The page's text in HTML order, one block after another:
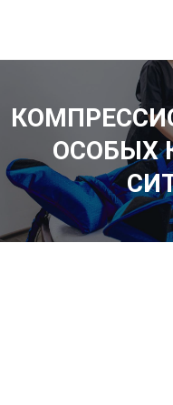
содержимому
ОСОБЫХ